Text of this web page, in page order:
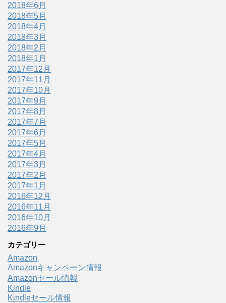
2018年6月
2018年5月
2018年4月
2018年3月
2018年2月
2018年1月
2017年12月
2017年11月
2017年10月
2017年9月
2017年8月
2017年7月
2017年6月
2017年5月
2017年4月
2017年3月
2017年2月
2017年1月
2016年12月
2016年11月
2016年10月
2016年9月
カテゴリー
Amazon
Amazonキャンペーン情報
Amazonセール情報
Kindle
Kindleセール情報